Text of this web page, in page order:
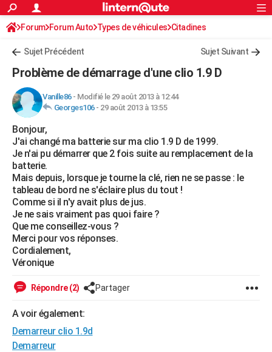
ACTUALITÉS
Politique
Société
Faits Divers
Education
Monde
Villes
+
FINANCE
Retraite
Impôts
Epargne
Immobilier
Risques naturels par ville
Banque
Assurance
Crédit
AUTO
Essais
Réserver un essai
Citadines
Berlines
SUV
Forum auto
+HIGH-TECH
Mobiles
Meilleur smartphone
Internet
Ordinateurs
Jeux vidéo
Guide high-tech
+BRICOLAGE
Forum
Aménagement intérieur
Extérieur
Cuisine
Salle de bains
Jardinage
Rangement
WEEK-END
Guides de France
Escapades
Patrimoine
Expositions
Musées
Week-end nature
LIFESTYLE
Art de vivre
Bien-être
Loisirs
ModeModes de vie
SANTE
Alimentation
Guide de la santé
Maladies
Médicaments
Sommeil
VOYAGE
Destinations
City break
Voyage nature
Voyage de noces
Forum
Climat
PHOTO
GUIDES D'ACHAT
BONS PLANS
S'inscrire
Connexion
Forum Forum Auto Types de véhicules Citadines
Sujet Précédent Sujet Suivant
Problème de démarrage d'une clio 1.9 D
Vanille86- Modifié le 29 août 2013 à 12:44
Georges106- 29 août 2013 à 13:55
Bonjour,
J'ai changé ma batterie sur ma clio 1.9 D de 1999.
Je n'ai pu démarrer que 2 fois suite au remplacement de la
batterie.
Mais depuis, lorsque je tourne la clé, rien ne se passe : le
tableau de bord ne s'éclaire plus du tout !
Comme si il n'y avait plus de jus.
Je ne sais vraiment pas quoi faire ?
Que me conseillez-vous ?
Merci pour vos réponses.
Cordialement,
Véronique
Répondre (2) Partager
A voir également:
Demarreur clio 1.9d
Demarreur